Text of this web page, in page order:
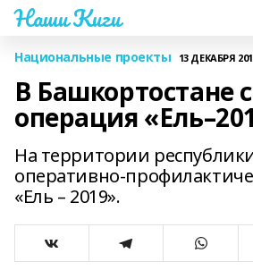
Наши Киги
Национальные проекты 13 ДЕКАБРЯ
В Башкортостане
операция
На территории
оперативно-
«Ель – 2019».